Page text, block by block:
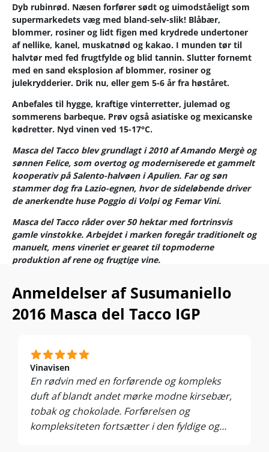
Dyb rubinrød. Næsen forfører sødt og uimodståeligt som
supermarkedets væg med bland-selv-slik! Blåbær,
blommer, rosiner og lidt figen med krydrede undertoner
af nellike, kanel, muskatnød og kakao. I munden tør til
halvtør med fed frugtfylde og blid tannin. Slutter fornemt
med en sand eksplosion af blommer, rosiner og
julekrydderier. Drik nu, eller gem 5-6 år fra høståret.
Anbefales til hygge, kraftige vinterretter, julemad og
sommerens barbeque. Prøv også asiatiske og mexicanske
kødretter. Nyd vinen ved 15-17°C.
Masca del Tacco blev grundlagt i 2010 af Amando Mergè og
sønnen Felice, som overtog og moderniserede et gammelt
kooperativ på Salento-halvøen i Apulien. Far og søn
stammer dog fra Lazio-egnen, hvor de sideløbende driver
de anerkendte huse Poggio di Volpi og Femar Vini.
Masca del Tacco råder over 50 hektar med fortrinsvis
gamle vinstokke. Arbejdet i marken foregår traditionelt og
manuelt, mens vineriet er gearet til topmoderne
produktion af rene og frugtige vine.
vinkritiker Luca Maroni, og Masca del Tacco lægger navn
til nogle af Supervins mest populære vine – heriblandt
Lu’Li og Li Filitti.
Anmeldelser af Susumaniello
2016 Masca del Tacco IGP
Vinavisen
En rødvin med en forførende og kompleks
duft af blandt andet mørke modne kirsebær,
tobak og chokolade. Forførelsen og
kompleksiteten fortsætter i den fyldige og